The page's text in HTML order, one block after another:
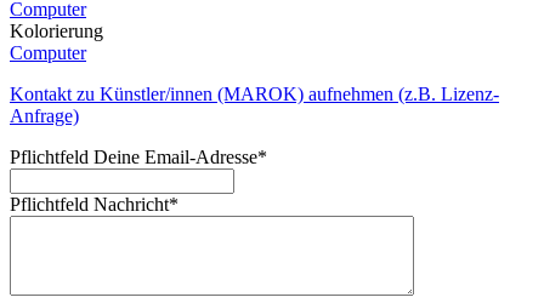
Computer
Kolorierung
Computer
Kontakt zu Künstler/innen (MAROK) aufnehmen (z.B. Lizenz-
Anfrage)
Pflichtfeld Deine Email-Adresse*
Pflichtfeld Nachricht*